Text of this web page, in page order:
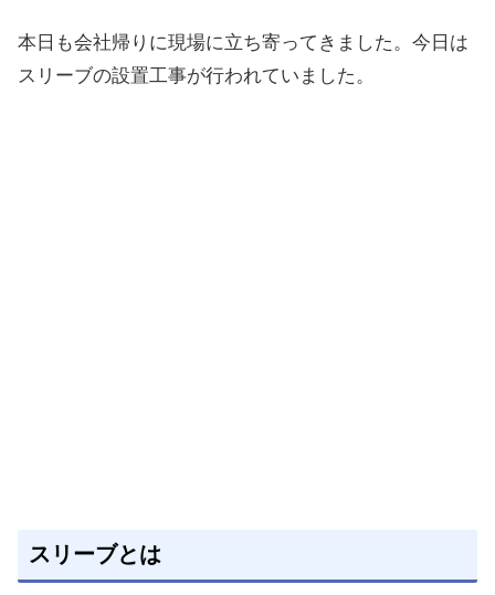
本日も会社帰りに現場に立ち寄ってきました。今日は
スリーブの設置工事が行われていました。
スリーブとは